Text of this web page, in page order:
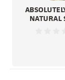
NATURAL